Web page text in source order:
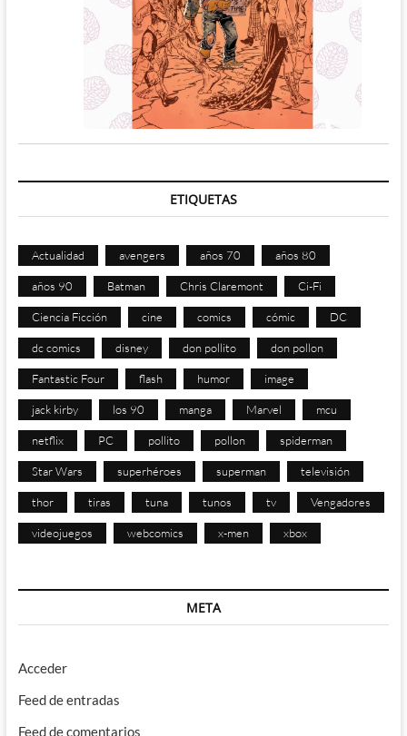
ETIQUETAS
Actualidad avengers años 70 años 80
años 90 Batman Chris Claremont Ci-Fi
Ciencia Ficción cine comics cómic DC
dc comics disney don pollito don pollon
Fantastic Four flash humor image
jack kirby los 90 manga Marvel mcu
netflix PC pollito pollon spiderman
Star Wars superhéroes superman televisión
thor tiras tuna tunos tv Vengadores
videojuegos webcomics x-men xbox
META
Acceder
Feed de entradas
Feed de comentarios